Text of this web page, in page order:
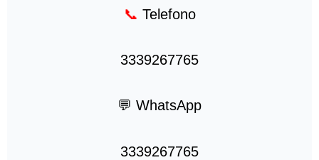
📞 Telefono
3339267765
💬 WhatsApp
3339267765